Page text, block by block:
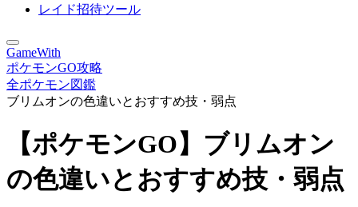
レイド招待ツール
GameWith
ポケモンGO攻略
全ポケモン図鑑
ブリムオンの色違いとおすすめ技・弱点
【ポケモンGO】ブリムオン
の色違いとおすすめ技・弱点